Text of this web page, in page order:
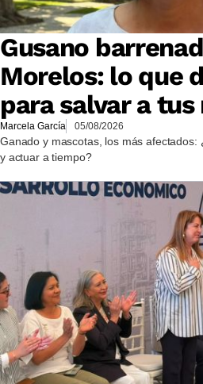
Gusano
Morelos: lo que
para salvar a
Marcela García 05/08/2026
Ganado y mascotas, los más
y actuar a tiempo?